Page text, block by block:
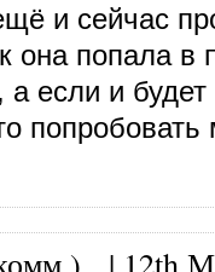
и сейчас
она попала в
если и будет
| 12th